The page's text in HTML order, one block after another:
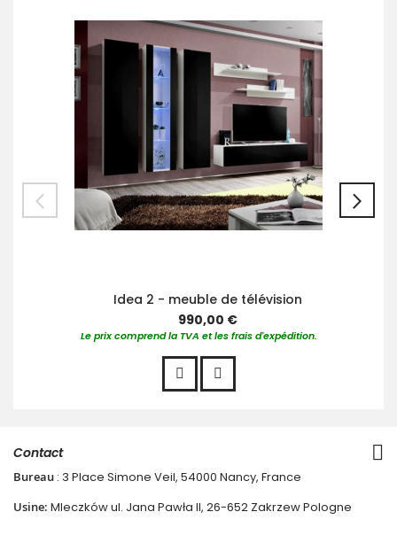
Idea 2 - meuble de télévision
990,00 €
Le prix comprend la TVA et les frais d'expédition.
Contact
Bureau : 3 Place Simone Veil, 54000 Nancy, France
Usine: Mleczków ul. Jana Pawła II, 26-652 Zakrzew Pologne